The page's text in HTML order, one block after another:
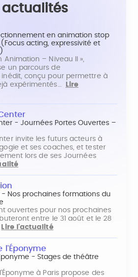
actualités
en animation stop
acting, expressivité et
Animation – Niveau II »,
un parcours de
conçu pour permettre à
expérimentés…
Lire
- Journées Portes Ouvertes –
invite les futurs acteurs à
et ses coaches, et tester
lors de ses Journées
Nos prochaines formations du
ouvertes pour nos prochaines
entre le 31 août et le 28
Lire l'actualité
l'Éponyme
- Stages de théâtre
à Paris propose des